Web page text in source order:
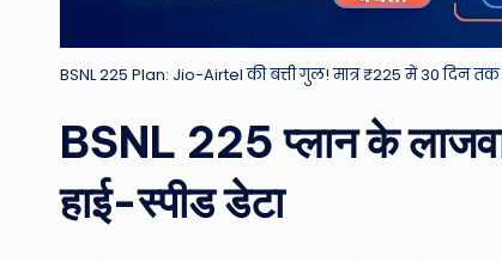
BSNL 225 Plan: Jio-Airtel की बत्ती गुल! मात्र ₹225 में 30 दिन
BSNL 225 प्लान के
हाई-स्पीड डेटा